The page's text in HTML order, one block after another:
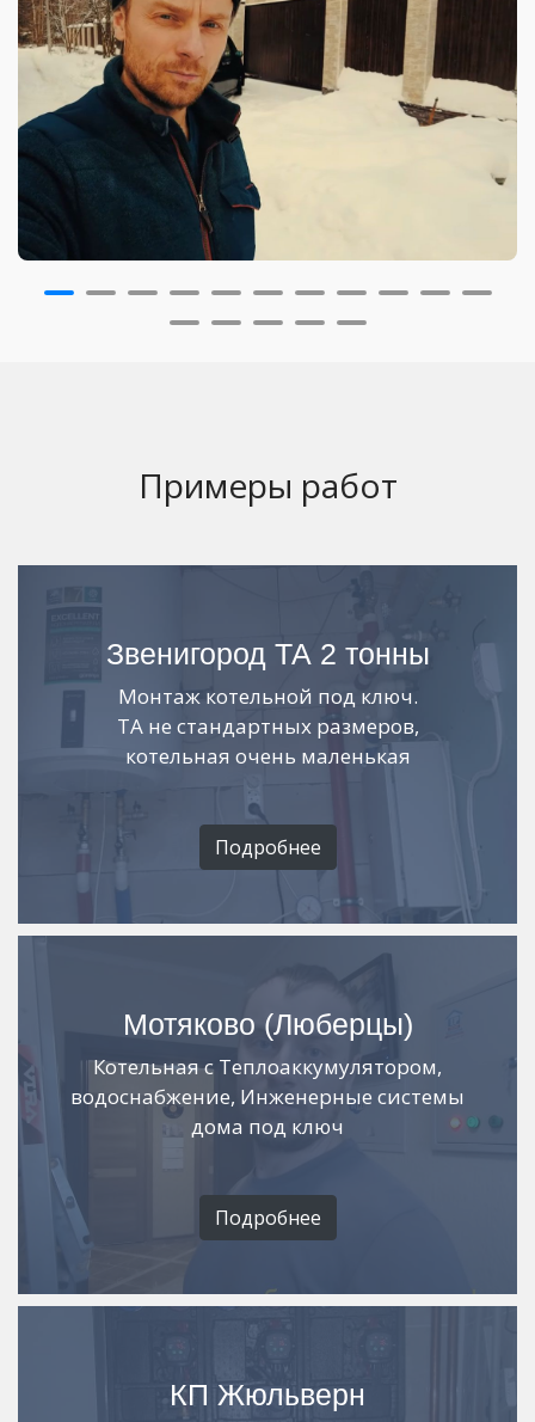
Примеры работ
Звенигород ТА 2 тонны
Монтаж котельной под ключ.
ТА не стандартных размеров,
котельная очень маленькая
Подробнее
Мотяково (Люберцы)
Котельная с Теплоаккумулятором,
водоснабжение, Инженерные системы
дома под ключ
Подробнее
КП Жюльверн